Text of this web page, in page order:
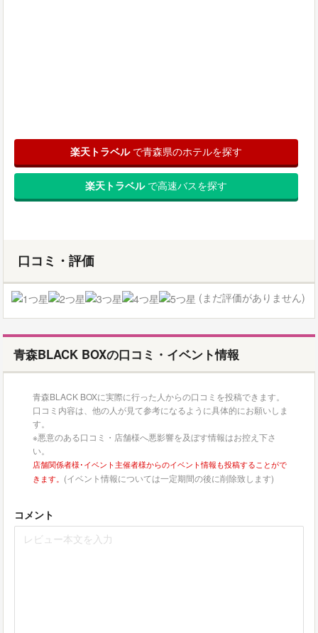
楽天トラベルで青森県のホテルを探す
楽天トラベルで高速バスを探す
口コミ・評価
(まだ評価がありません)
青森BLACK BOXの口コミ・イベント情報
青森BLACK BOXに実際に行った人からの口コミを投稿できます。
口コミ内容は、他の人が見て参考になるように具体的にお願いしま
す。
※悪意のある口コミ・店舗様へ悪影響を及ぼす情報はお控え下さ
い。
店舗関係者様･イベント主催者様からのイベント情報も投稿することがで
きます。 (イベント情報については一定期間の後に削除致します)
コメント